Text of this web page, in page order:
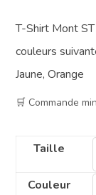
T-Shirt Mont
couleurs
Jaune, Orange
🛒 Commande
Taille
Couleur